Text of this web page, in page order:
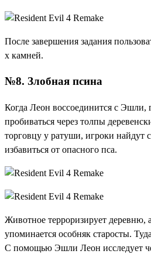
После завершения задания
х камней.
№8. Злобная псина
Когда Леон воссоединится с Эшли,
пробиваться через толпы
торговцу у ратуши, игроки найдут
избавиться от опасного пса.
Животное терроризирует деревню,
упоминается особняк старосты.
С помощью Эшли Леон исследует